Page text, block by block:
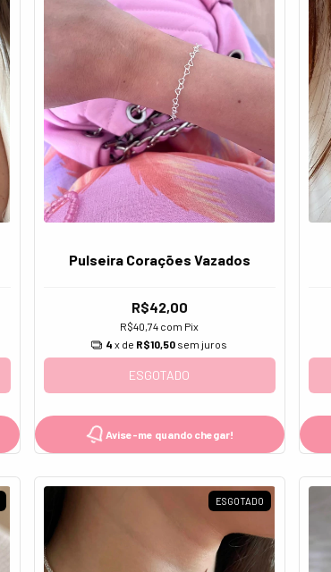
Pulseira Corações Vazados
R$42,00
R$40,74 com Pix
4 x de R$10,50 sem juros
ESGOTADO
Avise-me quando chegar!
ESGOTADO